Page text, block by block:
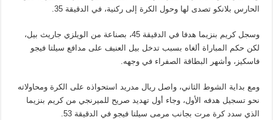
الحارس بلانكو تصدى لها وحول الكرة إلى ركنية، في الدقيقة 35.
وسجل كريم بنزيما هدفا في الدقيقة 45، بصناعة من الويلزي جاريث بيل،
لكن حكم المباراة ألغاه بسبب تدخل بيل العنيف على مدافع سيلتا فيجو
فاسكيز، وأشهر البطاقة الصفراء في وجهه.
ومع بداية الشوط الثاني، واصل ريال مدريد استحواذه على الكرة ومحاولاته
نحو تسجيل هدفه الأول، وجاء أول تهديد صريح للميرنجي من كريم بنزيما
الذي سدد كرة مرت بجانب مرمى سيلتا فيجو في الدقيقة 53.